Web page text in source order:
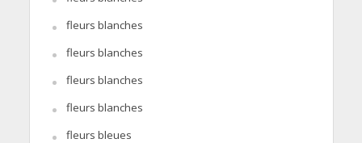
fleurs blanches
fleurs blanches
fleurs blanches
fleurs blanches
fleurs bleues